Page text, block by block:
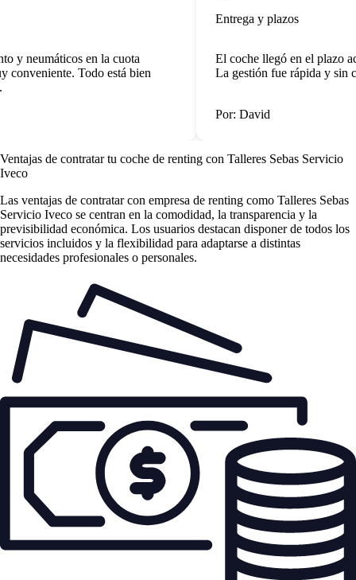
y neumáticos en la cuota
conveniente. Todo está bien
Entrega y plazos
El coche llegó en el plazo
La gestión fue rápida y sin
Por: David
Ventajas de contratar tu coche de renting con Talleres Sebas Servicio
Iveco
Las ventajas de contratar con empresa de renting como Talleres Sebas
Servicio Iveco se centran en la comodidad, la transparencia y la
previsibilidad económica. Los usuarios destacan disponer de todos los
servicios incluidos y la flexibilidad para adaptarse a distintas
necesidades profesionales o personales.